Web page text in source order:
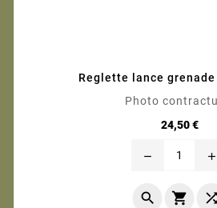
Reglette lance grenade
Photo
24,50 €Prix
remove add
  